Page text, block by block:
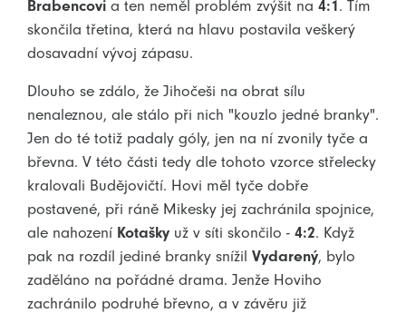
Brabencovi a ten neměl problém zvýšit na 4:1 . Tím
skončila třetina, která na hlavu postavila veškerý
dosavadní vývoj zápasu.
Dlouho se zdálo, že Jihočeši na obrat sílu
nenaleznou, ale stálo při nich "kouzlo jedné branky".
Jen do té totiž padaly góly, jen na ní zvonily tyče a
břevna. V této části tedy dle tohoto vzorce střelecky
kralovali Budějovičtí. Hovi měl tyče dobře
postavené, při ráně Mikesky jej zachránila spojnice,
ale nahození Kotašky už v síti skončilo - 4:2. Když
pak na rozdíl jediné branky snížil Vydarený, bylo
zaděláno na pořádné drama. Jenže Hoviho
zachránilo podruhé břevno, a v závěru již